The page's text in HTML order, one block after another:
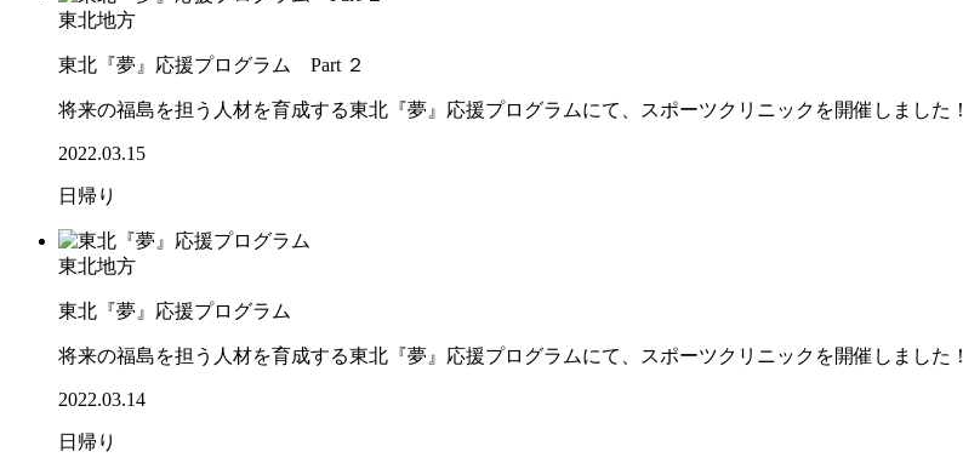
東北地方
東北『夢』応援プログラム Part ２
将来の福島を担う人材を育成する東北『夢』応援プログラムにて、スポーツクリニックを開催しました！
2022.03.15
日帰り
東北地方
東北『夢』応援プログラム
将来の福島を担う人材を育成する東北『夢』応援プログラムにて、スポーツクリニックを開催しました！
2022.03.14
日帰り